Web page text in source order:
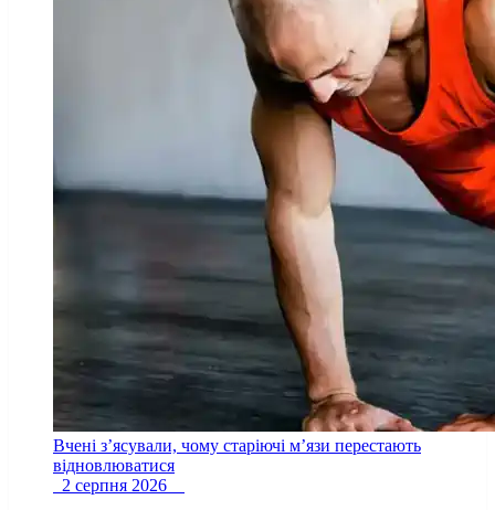
Вчені з’ясували, чому старіючі м’язи перестають
відновлюватися
2 серпня 2026